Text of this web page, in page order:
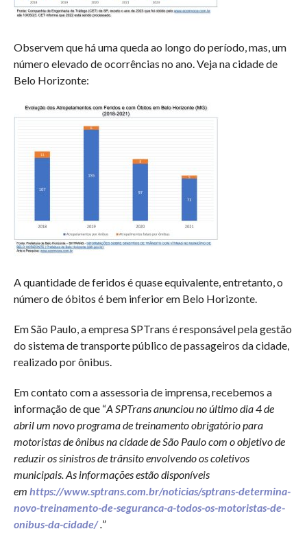
Observem que há uma queda ao longo do período, mas, um
número elevado de ocorrências no ano. Veja na cidade de
Belo Horizonte:
A quantidade de feridos é quase equivalente, entretanto, o
número de óbitos é bem inferior em Belo Horizonte.
Em São Paulo, a empresa SPTrans é responsável pela gestão
do sistema de transporte público de passageiros da cidade,
realizado por ônibus.
Em contato com a assessoria de imprensa, recebemos a
informação de que “A SPTrans anunciou no último dia 4 de
abril um novo programa de treinamento obrigatório para
motoristas de ônibus na cidade de São Paulo com o objetivo de
reduzir os sinistros de trânsito envolvendo os coletivos
municipais. As informações estão disponíveis
em https://www.sptrans.com.br/noticias/sptrans-determina-
novo-treinamento-de-seguranca-a-todos-os-motoristas-de-
onibus-da-cidade/.”